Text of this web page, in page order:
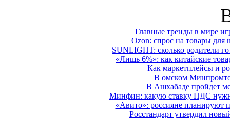
Главные тренды в мире
Ozon: спрос на товары для
SUNLIGHT: сколько родители
«Лишь 6%»: как китайские
Как маркетплейсы и
В омском
В Ашхабаде пройдет
Минфин: какую ставку НДС
«Авито»: россияне планируют
Росстандарт утвердил